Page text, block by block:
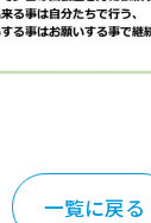
一覧に戻る